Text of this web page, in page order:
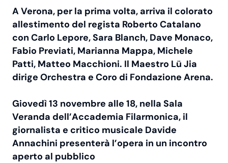
A Verona, per la prima volta, arriva il colorato
allestimento del regista Roberto Catalano
con Carlo Lepore, Sara Blanch, Dave Monaco,
Fabio Previati, Marianna Mappa, Michele
Patti, Matteo Macchioni. Il Maestro Lü Jia
dirige Orchestra e Coro di Fondazione Arena.
Giovedì 13 novembre alle 18, nella Sala
Veranda dell’Accademia Filarmonica, il
giornalista e critico musicale Davide
Annachini presenterà l’opera in un incontro
aperto al pubblico